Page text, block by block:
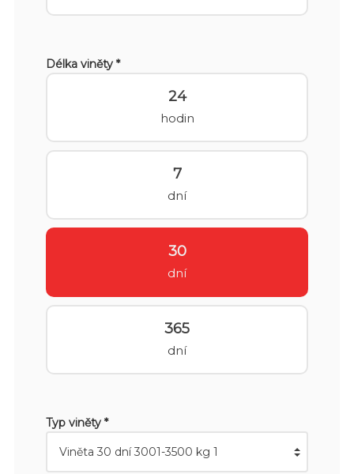
Délka viněty *
24
hodin
7
dní
30
dní
365
dní
Typ viněty *